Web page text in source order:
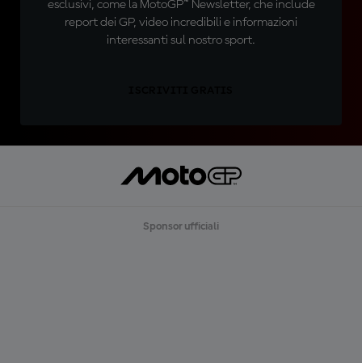
esclusivi, come la MotoGP™ Newsletter, che include
report dei GP, video incredibili e informazioni
interessanti sul nostro sport.
Sponsor ufficiali